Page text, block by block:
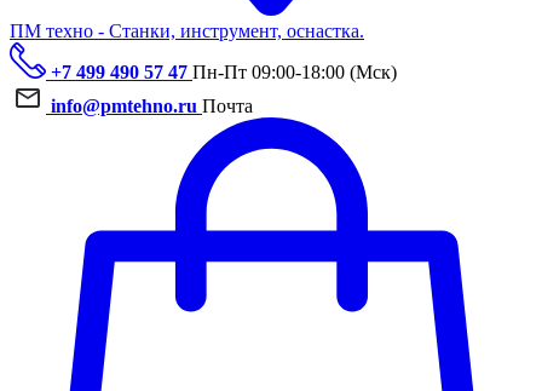
ПМ техно - Станки, инструмент, оснастка.
+7 499 490 57 47 Пн-Пт 09:00-18:00 (Мск)
info@pmtehno.ru Почта